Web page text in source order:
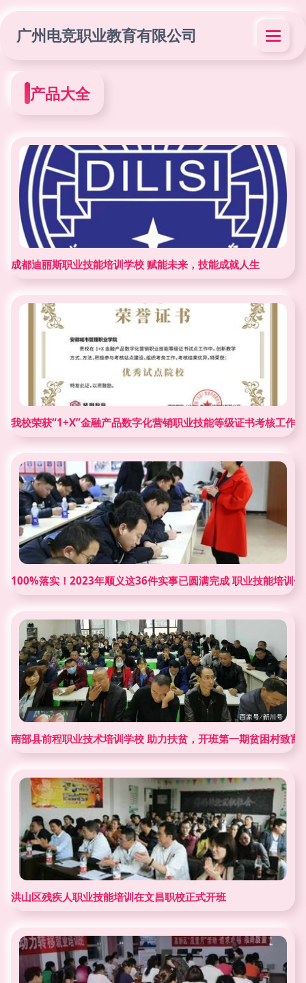
广州电竞职业教育有限公司
产品大全
成都迪丽斯职业技能培训学校 赋能未来，技能成就人生
我校荣获“1+X”金融产品数字化营销职业技能等级证书考核工作
100%落实！2023年顺义这36件实事已圆满完成 职业技能培训
南部县前程职业技术培训学校 助力扶贫，开班第一期贫困村致富
洪山区残疾人职业技能培训在文昌职校正式开班